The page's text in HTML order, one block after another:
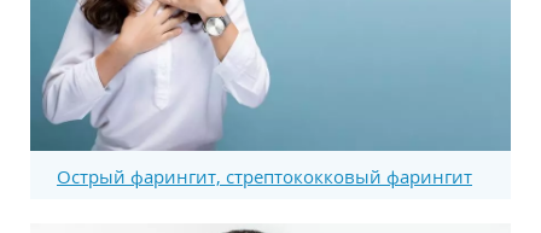
Острый фарингит, стрептококковый фарингит